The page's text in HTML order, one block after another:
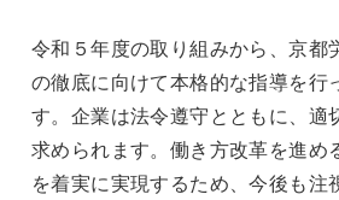
令和５年度の取り組みから、京都
の徹底に向けて本格的な指導を行
す。企業は法令遵守とともに、適
求められます。働き方改革を進め
を着実に実現するため、今後も注